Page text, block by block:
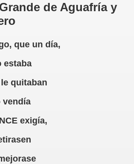
de Aguafría y
que un día,
estaba
quitaban
vendía
exigía,